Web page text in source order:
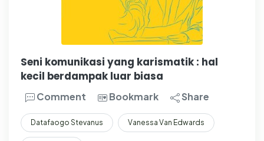
Seni komunikasi yang karismatik : hal
kecil berdampak luar biasa
Comment Bookmark Share
Datafaogo Stevanus Vanessa Van Edwards